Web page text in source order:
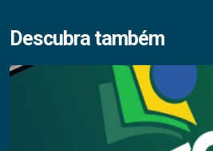
Descubra também